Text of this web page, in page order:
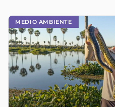
MEDIO AMBIENTE